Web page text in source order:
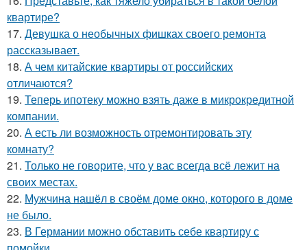
квартире?
17. Девушка о необычных фишках своего ремонта
рассказывает.
18. А чем китайские квартиры от российских
отличаются?
19. Теперь ипотеку можно взять даже в микрокредитной
компании.
20. А есть ли возможность отремонтировать эту
комнату?
21. Только не говорите, что у вас всегда всё лежит на
своих местах.
22. Мужчина нашёл в своём доме окно, которого в доме
не было.
23. В Германии можно обставить себе квартиру с